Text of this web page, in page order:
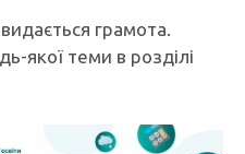
грамота.
якої теми в розділі